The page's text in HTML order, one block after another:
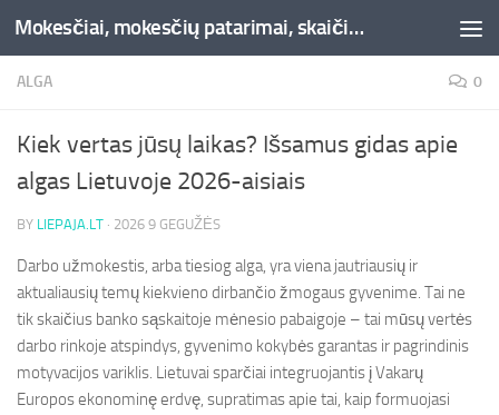
Skip to content Mokesčiai, mokesčių patarimai, skaičiuoklės, straipsniai -Liepaja.lt
ALGA 0
Kiek vertas jūsų laikas? Išsamus gidas apie
algas Lietuvoje 2026-aisiais
BY LIEPAJA.LT · 2026 9 GEGUŽĖS
Darbo užmokestis, arba tiesiog alga, yra viena jautriausių ir
aktualiausių temų kiekvieno dirbančio žmogaus gyvenime. Tai ne
tik skaičius banko sąskaitoje mėnesio pabaigoje – tai mūsų vertės
darbo rinkoje atspindys, gyvenimo kokybės garantas ir pagrindinis
motyvacijos variklis. Lietuvai sparčiai integruojantis į Vakarų
Europos ekonominę erdvę, supratimas apie tai, kaip formuojasi